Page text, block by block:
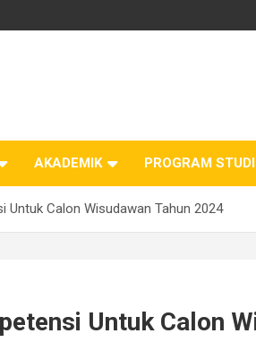
AKADEMIK PROGRAM STUDI
Untuk Calon Wisudawan Tahun 2024
Untuk Calon